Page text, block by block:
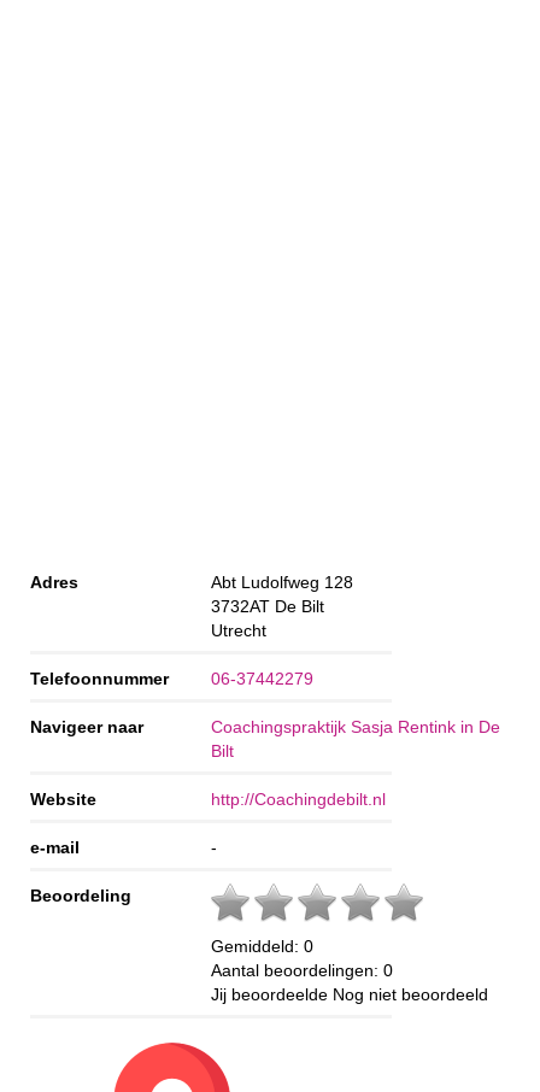
Adres
Abt Ludolfweg 128
3732AT De Bilt
Utrecht
Telefoonnummer 06-37442279
Navigeer naar
Coachingspraktijk Sasja Rentink in De
Bilt
Website http://Coachingdebilt.nl
e-mail -
Beoordeling
Gemiddeld: 0
Aantal beoordelingen: 0
Jij beoordeelde Nog niet beoordeeld